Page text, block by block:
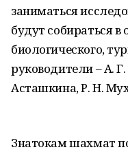
заниматься
будут собираться в
биологического,
руководители – А.
Асташкина, Р. Н.
Знатокам шахмат